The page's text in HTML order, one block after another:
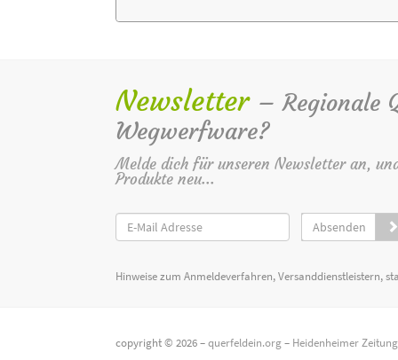
Newsletter – Regionale
Wegwerfware?
Melde dich für unseren Newsletter an,
Produkte neu...
Absenden
Hinweise zum Anmeldeverfahren, Versanddienstleistern,
copyright © 2026 –querfeldein.org– Heidenheimer